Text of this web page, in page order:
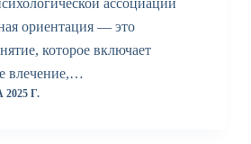
ориентация — это
которое включает
влечение,…
Г.